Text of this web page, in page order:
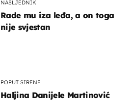
NASLJEDNIK
Rade mu iza leđa, a on toga
nije svjestan
POPUT SIRENE
Haljina Danijele Martinović